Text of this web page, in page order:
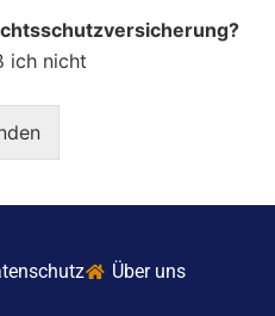
ich nicht
Über uns